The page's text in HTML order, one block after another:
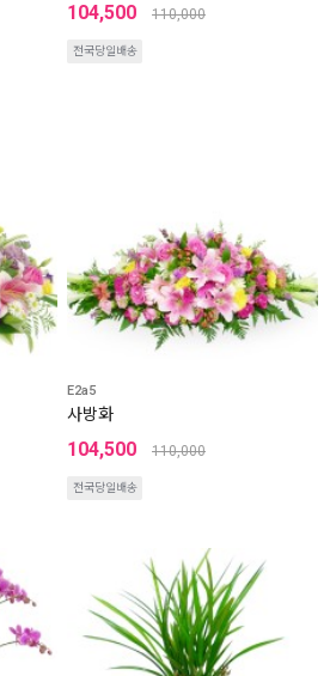
104,500 110,000
전국당일배송
E2a5
사방화
104,500 110,000
전국당일배송